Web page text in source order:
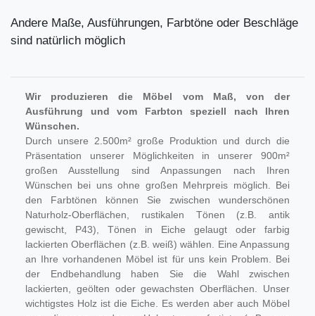
Andere Maße, Ausführungen, Farbtöne oder Beschläge
sind natürlich möglich
Wir produzieren die Möbel vom Maß, von der
Ausführung und vom Farbton speziell nach Ihren
Wünschen.
Durch unsere 2.500m² große Produktion und durch die
Präsentation unserer Möglichkeiten in unserer 900m²
großen Ausstellung sind Anpassungen nach Ihren
Wünschen bei uns ohne großen Mehrpreis möglich. Bei
den Farbtönen können Sie zwischen wunderschönen
Naturholz-Oberflächen, rustikalen Tönen (z.B. antik
gewischt, P43), Tönen in Eiche gelaugt oder farbig
lackierten Oberflächen (z.B. weiß) wählen. Eine Anpassung
an Ihre vorhandenen Möbel ist für uns kein Problem. Bei
der Endbehandlung haben Sie die Wahl zwischen
lackierten, geölten oder gewachsten Oberflächen. Unser
wichtigstes Holz ist die Eiche. Es werden aber auch Möbel